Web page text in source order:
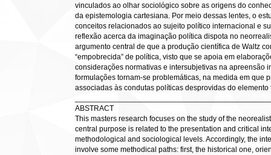
vinculados ao olhar sociológico sobre as origens do
da epistemologia cartesiana. Por meio dessas lentes, o
conceitos relacionados ao sujeito político internacional e
reflexão acerca da imaginação política dispota no
argumento central de que a produção científica de Waltz
“empobrecida” de política, visto que se apoia em
considerações normativas e intersubjetivas na apreensão
formulações tornam-se problemáticas, na medida em que
associadas às condutas políticas desprovidas do elemento
ABSTRACT
This masters research focuses on the study of the
central purpose is related to the presentation and critical
methodological and sociological levels. Accordingly, the
involve some methodical paths: first, the historical one,